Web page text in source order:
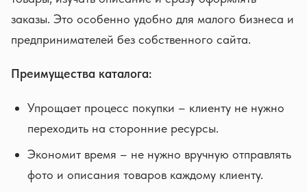
заказы. Это особенно удобно для малого бизнеса и
предпринимателей без собственного сайта.
Преимущества каталога:
Упрощает процесс покупки – клиенту не нужно
переходить на сторонние ресурсы.
Экономит время – не нужно вручную отправлять
фото и описания товаров каждому клиенту.